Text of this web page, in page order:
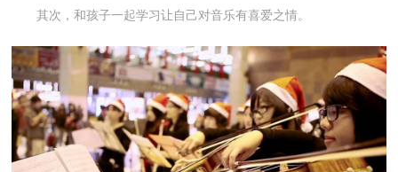
其次，和孩子一起学习让自己对音乐有喜爱之情。